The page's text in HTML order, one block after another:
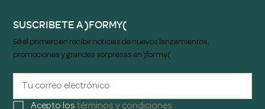
SUSCRIBETE A )FORMY(
Sé el primero en recibir noticias de nuevos lanzamientos,
promociones y grandes sorpresas en )formy(
Acepto los términos y condiciones